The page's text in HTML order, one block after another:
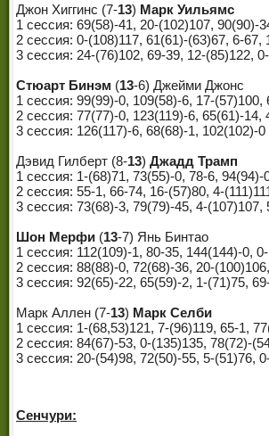
Джон Хиггинс (7-13) Марк Уильямс
1 сессия: 69(58)-41, 20-(102)107, 90(90)-
2 сессия: 0-(108)117, 61(61)-(63)67, 6-
3 сессия: 24-(76)102, 69-39, 12-(85)122,
Стюарт Бинэм (13-6) Джейми Джонс
1 сессия: 99(99)-0, 109(58)-6, 17-
2 сессия: 77(77)-0, 123(119)-6, 65(61)-
3 сессия: 126(117)-6, 68(68)-1, 102(102)-0
Дэвид Гилберт (8-13) Джадд Трамп
1 сессия: 1-(68)71, 73(55)-0, 78-6,
2 сессия: 55-1, 66-74, 16-(57)80, 4-
3 сессия: 73(68)-3, 79(79)-45, 4-(107)107,
Шон Мерфи (13-7) Янь Бинтао
1 сессия: 112(109)-1, 80-35, 144(144)-0,
2 сессия: 88(88)-0, 72(68)-36, 20-
3 сессия: 92(65)-22, 65(59)-2, 1-(71)75,
Марк Аллен (7-13) Марк Селби
1 сессия: 1-(68,53)121, 7-(96)119, 65-1,
2 сессия: 84(67)-53, 0-(135)135, 78(72)-
3 сессия: 20-(54)98, 72(50)-55, 5-(51)76,
Сенчури: